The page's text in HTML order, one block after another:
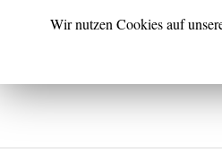
Wir nutzen Cookies auf